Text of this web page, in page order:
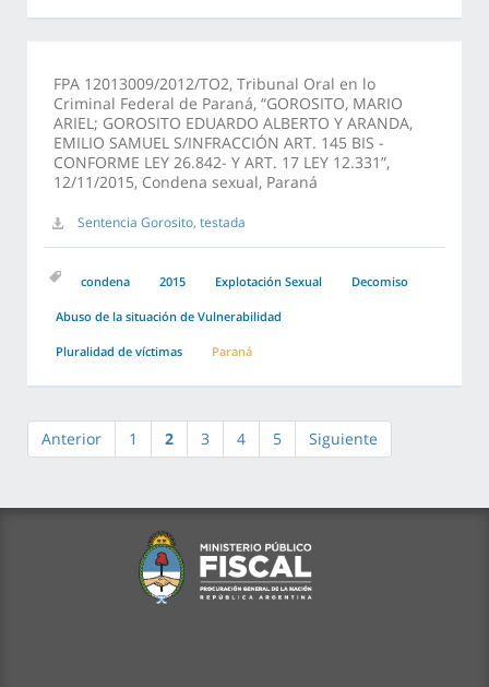
FPA 12013009/2012/TO2, Tribunal Oral en lo
Criminal Federal de Paraná, “GOROSITO, MARIO
ARIEL; GOROSITO EDUARDO ALBERTO Y ARANDA,
EMILIO SAMUEL S/INFRACCIÓN ART. 145 BIS -
CONFORME LEY 26.842- Y ART. 17 LEY 12.331”,
12/11/2015, Condena sexual, Paraná
Sentencia Gorosito, testada
condena 2015 Explotación Sexual Decomiso
Abuso de la situación de Vulnerabilidad
Pluralidad de víctimas Paraná
Anterior 1 2 3 4 5 Siguiente